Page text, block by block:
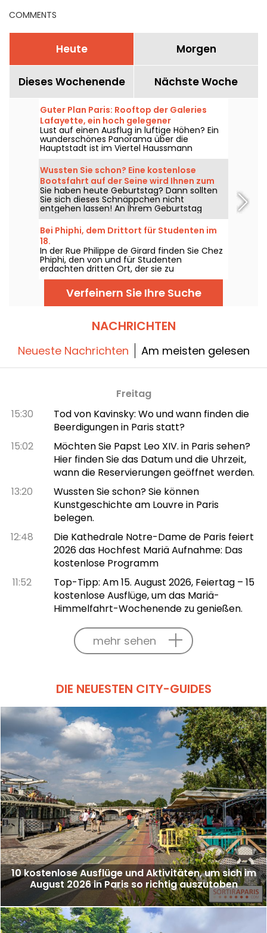
COMMENTS
Heute Morgen
Dieses Wochenende Nächste Woche
Guter Plan Paris: Rooftop der Galeries
Lafayette, ein hoch gelegener
Aussichtspunkt, der kostenlos zugänglich
ist
Lust auf einen Ausflug in luftige Höhen? Ein
wunderschönes Panorama über die
Hauptstadt ist im Viertel Haussmann
kostenlos zugänglich. Um ihn zu entdecken,
müssen Sie in eines der ikonischen Pariser
Kaufhäuser, die Galeries Lafayette, gehen,
um auf seinem Rooftop einen
atemberaubenden Blick auf Paris zu
entdecken - und das kostenlos!
Wussten Sie schon? Eine kostenlose
Bootsfahrt auf der Seine wird Ihnen zum
Geburtstag geschenkt!
Sie haben heute Geburtstag? Dann sollten
Sie sich dieses Schnäppchen nicht
entgehen lassen! An Ihrem Geburtstag
können Sie kostenlos eine Bootsfahrt auf der
Seine in Paris genießen. Eine ikonische
Aktivität, mit der Sie ein Zeichen setzen
können!
Bei Phiphi, dem Drittort für Studenten im
18.
In der Rue Philippe de Girard finden Sie Chez
Phiphi, den von und für Studenten
erdachten dritten Ort, der sie zu
gemeinsamen Aktivitäten, Spieleabenden,
Karaoke... zusammenbringt.
Verfeinern Sie Ihre Suche
NACHRICHTEN
Neueste Nachrichten Am meisten gelesen
Freitag
15:30
Tod von Kavinsky: Wo und wann finden die
Beerdigungen in Paris statt?
15:02
Möchten Sie Papst Leo XIV. in Paris sehen?
Hier finden Sie das Datum und die Uhrzeit,
wann die Reservierungen geöffnet werden.
13:20
Wussten Sie schon? Sie können
Kunstgeschichte am Louvre in Paris
belegen.
12:48
Die Kathedrale Notre-Dame de Paris feiert
2026 das Hochfest Mariä Aufnahme: Das
kostenlose Programm
11:52
Top-Tipp: Am 15. August 2026, Feiertag – 15
kostenlose Ausflüge, um das Mariä-
Himmelfahrt-Wochenende zu genießen.
mehr sehen
DIE NEUESTEN CITY-GUIDES
10 kostenlose Ausflüge und Aktivitäten, um sich im
August 2026 in Paris so richtig auszutoben